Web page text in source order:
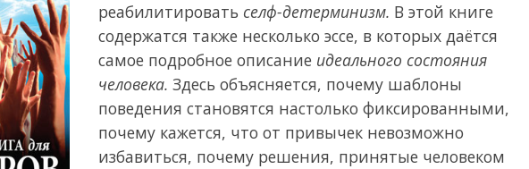
реабилитировать селф-детерминизм. В этой книге
содержатся также несколько эссе, в которых даётся
самое подробное описание идеального состояния
человека. Здесь объясняется, почему шаблоны
поведения становятся настолько фиксированными,
почему кажется, что от привычек невозможно
избавиться, почему решения, принятые человеком